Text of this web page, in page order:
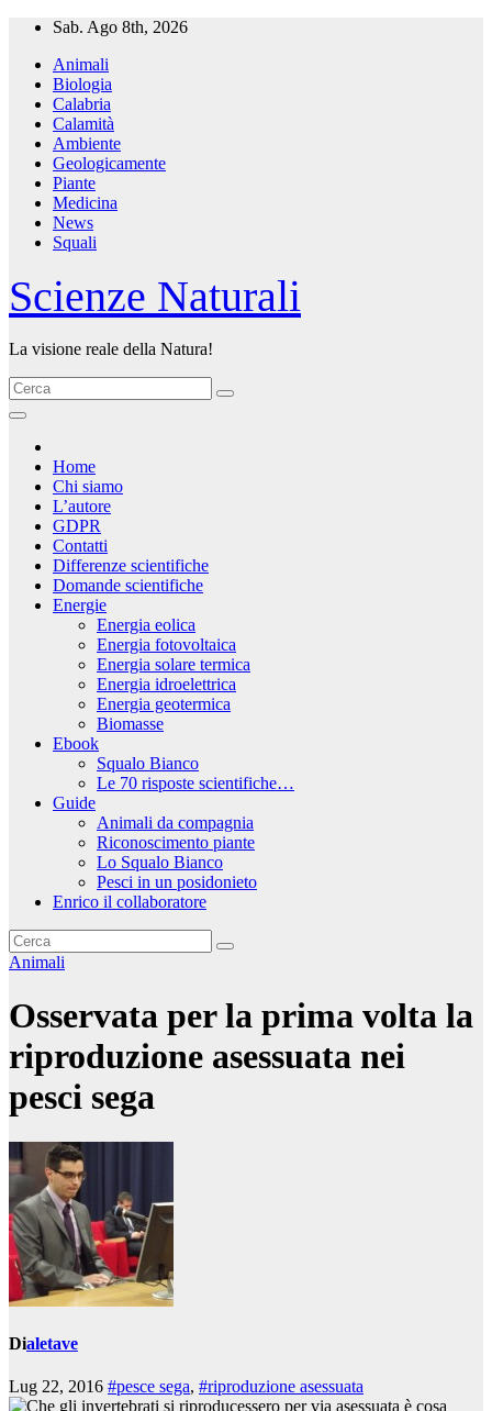
Salta
contenuto
Sab. Ago 8th, 2026
Animali
Biologia
Calabria
Calamità
Ambiente
Geologicamente
Piante
Medicina
News
Squali
Scienze Naturali
La visione reale della Natura!
Home
Chi siamo
L’autore
GDPR
Contatti
Differenze scientifiche
Domande scientifiche
Energie
Energia eolica
Energia fotovoltaica
Energia solare termica
Energia idroelettrica
Energia geotermica
Biomasse
Ebook
Squalo Bianco
Le 70 risposte scientifiche…
Guide
Animali da compagnia
Riconoscimento piante
Lo Squalo Bianco
Pesci in un posidonieto
Enrico il collaboratore
Animali
Osservata per la prima volta la
riproduzione asessuata nei
pesci sega
Dialetave
Lug 22, 2016 #pesce sega, #riproduzione asessuata